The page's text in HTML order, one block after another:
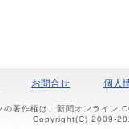
お問合せ 個人
著作権は、新聞オンライン
Copyright(C) 2009-